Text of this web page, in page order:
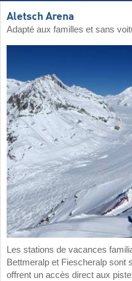
Aletsch Arena
Adapté aux familles et sans
Les stations de vacances
Bettmeralp et Fiescheralp sont
offrent un accès direct aux